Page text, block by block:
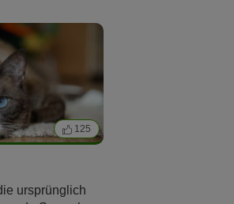
die winzige
zu können, darf
und anhängliche
125
ursprünglich